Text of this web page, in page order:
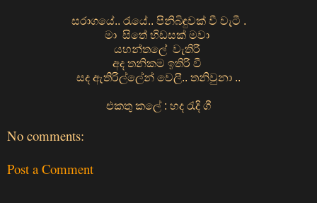
සරාගයේ.. රැයේ.. පිනිබිඳුවක් වී වැටී .
මා සිතේ හිඩසක් මවා
යහන්තලේ වැතිරී
අද තනිකම ඉතිරි වී
සද ඇතිරිල්ලේන් වෙලී.. තනිවුනා ..
එකතු කලේ : හද රැදි ගී
No comments:
Post a Comment